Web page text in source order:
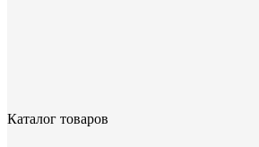
Каталог товаров